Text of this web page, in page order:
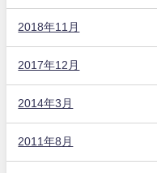
2018年11月
2017年12月
2014年3月
2011年8月